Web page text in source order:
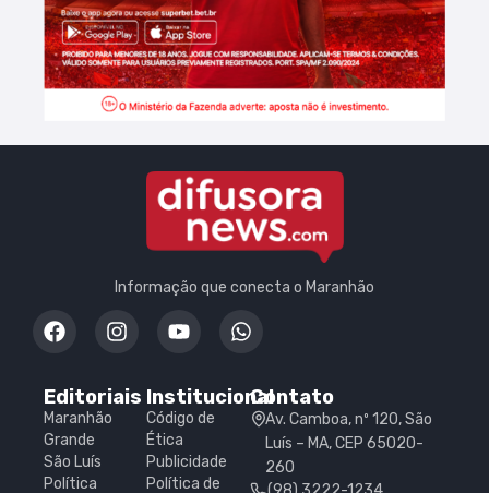
Informação que conecta o Maranhão
Editoriais
Maranhão
Grande
São Luís
Política
Institucional
Código de
Ética
Publicidade
Política de
Contato
Av. Camboa, nº 120, São
Luís – MA, CEP 65020-
260